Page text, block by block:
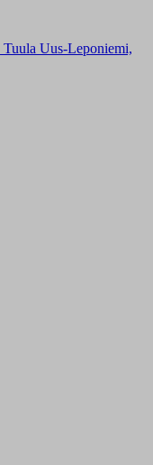
Uus-Leponiemi,